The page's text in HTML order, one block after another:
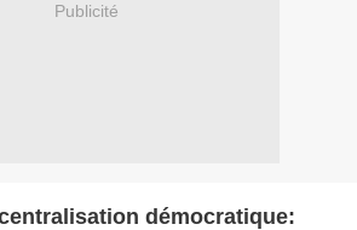
Publicité
démocratique: